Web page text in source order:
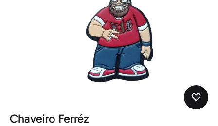
Chaveiro Ferréz